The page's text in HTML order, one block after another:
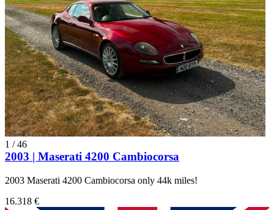
1 /46
2003 | Maserati 4200 Cambiocorsa
2003 Maserati 4200 Cambiocorsa only 44k miles!
16.318 €